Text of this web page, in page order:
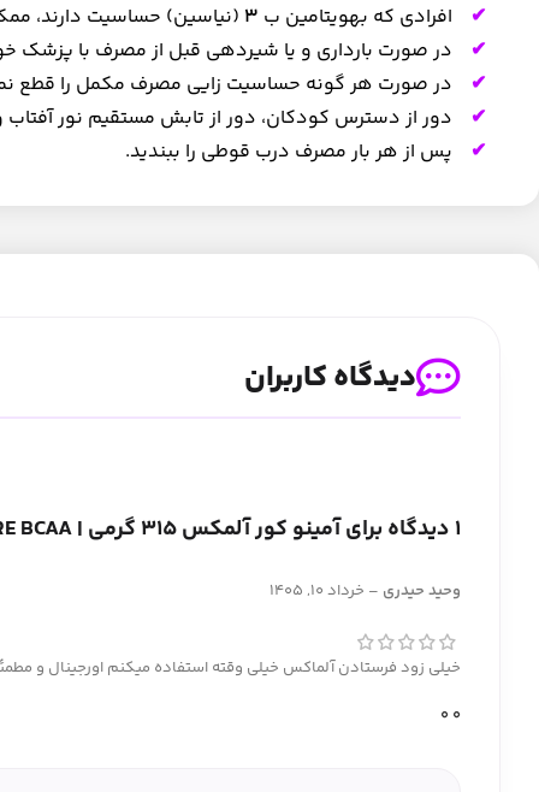
افرادی که بهویتامین ب ۳ (نیاسین) حساسیت دارند،
در صورت بارداری و یا شیردهی قبل از مصرف با پزشک
در صورت هر گونه حساسیت زایی مصرف مکمل را قطع
دور از دسترس کودکان، دور از تابش مستقیم نور
پس از هر بار مصرف درب قوطی را ببندید.
دیدگاه کاربران
1 دیدگاه برای آمینو کور آلمکس 315 گرمی | ALLMAX AMINO CORE BCAA
وحید حیدری – خرداد 10, 1405
خیلی زود فرستادن آلماکس خیلی وقته استفاده میکنم اورجینال و
0
0